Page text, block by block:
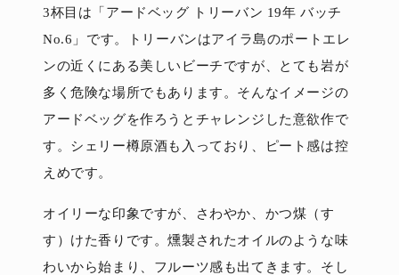
3杯目は「アードベッグ トリーバン 19年 バッチ
No.6」です。トリーバンはアイラ島のポートエレ
ンの近くにある美しいビーチですが、とても岩が
多く危険な場所でもあります。そんなイメージの
アードベッグを作ろうとチャレンジした意欲作で
す。シェリー樽原酒も入っており、ピート感は控
えめです。
オイリーな印象ですが、さわやか、かつ煤（す
す）けた香りです。燻製されたオイルのような味
わいから始まり、フルーツ感も出てきます。そし